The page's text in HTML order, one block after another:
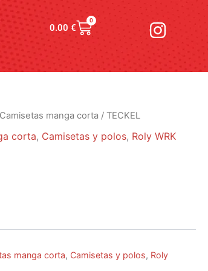
0.00€
0
Carrito
I
n
t
r
Camisetas manga corta / TECKEL
corta, Camisetas y polos, Roly WRK
manga corta, Camisetas y polos, Roly